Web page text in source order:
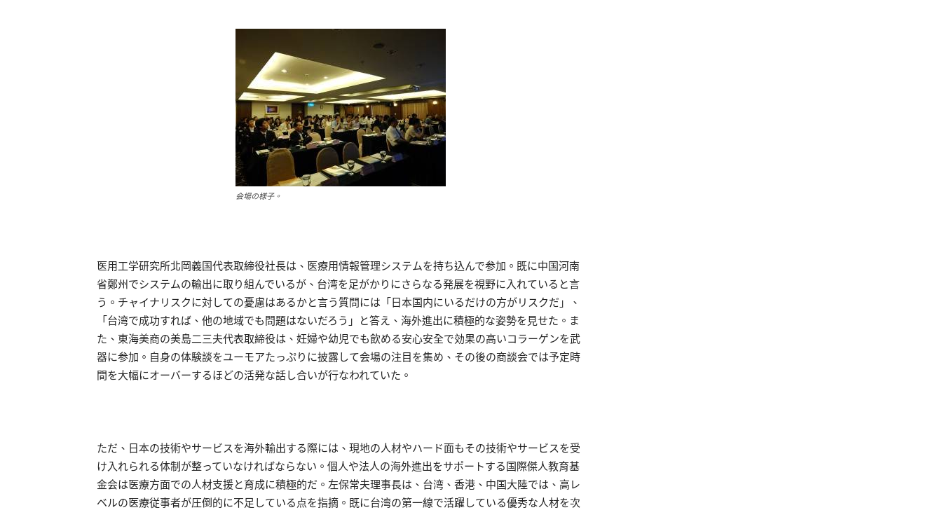
会場の様子。
医用工学研究所北岡義国代表取締役社長は、医療用情報管理システムを持ち込んで参加。既に中国河南
省鄭州でシステムの輸出に取り組んでいるが、台湾を足がかりにさらなる発展を視野に入れていると言
う。チャイナリスクに対しての憂慮はあるかと言う質問には「日本国内にいるだけの方がリスクだ」、
「台湾で成功すれば、他の地域でも問題はないだろう」と答え、海外進出に積極的な姿勢を見せた。ま
た、東海美商の美島二三夫代表取締役は、妊婦や幼児でも飲める安心安全で効果の高いコラーゲンを武
器に参加。自身の体験談をユーモアたっぷりに披露して会場の注目を集め、その後の商談会では予定時
間を大幅にオーバーするほどの活発な話し合いが行なわれていた。
ただ、日本の技術やサービスを海外輸出する際には、現地の人材やハード面もその技術やサービスを受
け入れられる体制が整っていなければならない。個人や法人の海外進出をサポートする国際傑人教育基
金会は医療方面での人材支援と育成に積極的だ。左保常夫理事長は、台湾、香港、中国大陸では、高レ
ベルの医療従事者が圧倒的に不足している点を指摘。既に台湾の第一線で活躍している優秀な人材を次